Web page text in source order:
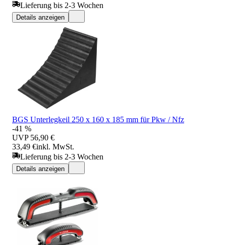
Lieferung bis 2-3 Wochen
Details anzeigen
BGS Unterlegkeil 250 x 160 x 185 mm für Pkw / Nfz
-41 %
UVP 56,90 €
33,49 €inkl. MwSt.
Lieferung bis 2-3 Wochen
Details anzeigen